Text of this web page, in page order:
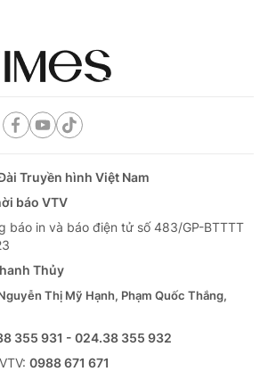
Truyền hình Việt Nam
báo VTV
báo in và báo điện tử số 483/GP-BTTTT
Thủy
Thị Mỹ Hạnh, Phạm Quốc Thắng,
355 931 - 024.38 355 932
0988 671 671